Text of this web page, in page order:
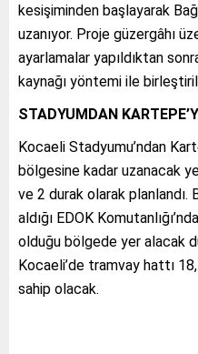
kesişiminden başlayarak
uzanıyor. Proje güzergâhı
ayarlamalar yapıldıktan
kaynağı yöntemi ile
STADYUMDAN
Kocaeli Stadyumu’ndan
bölgesine kadar uzanacak
ve 2 durak olarak planlandı.
aldığı EDOK
olduğu bölgede yer alacak
Kocaeli’de tramvay hattı
sahip olacak.